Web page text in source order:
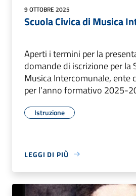
9 OTTOBRE 2025
Scuola Civica di Musica
Aperti i termini per la
domande di iscrizione per la
Musica Intercomunale, ente
per l’anno formativo 2025-
Istruzione
LEGGI DI PIÙ